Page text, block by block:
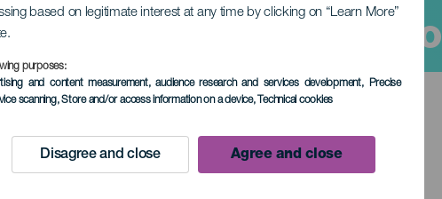
based on legitimate interest at any time by clicking on “Learn More”
purposes:
and content measurement, audience research and services development, Precise
scanning, Store and/or access information on a device, Technical cookies
Disagree and close Agree and close
Omaggio a Mecano
EVENTO PASSATO